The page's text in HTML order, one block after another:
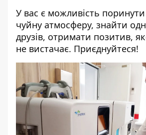
У вас є можливість поринути
чуйну атмосферу, знайти
друзів, отримати позитив,
не вистачає. Приєднуйтеся!